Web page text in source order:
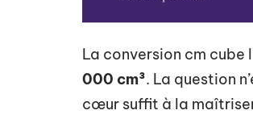
La conversion cm cube
000 cm³. La question
cœur suffit à la